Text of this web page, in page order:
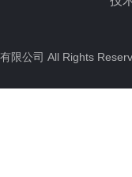
限公司 All Rights